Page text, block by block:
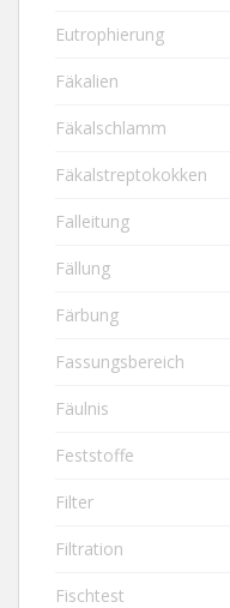
Eutrophierung
Fäkalien
Fäkalschlamm
Fäkalstreptokokken
Falleitung
Fällung
Färbung
Fassungsbereich
Fäulnis
Feststoffe
Filter
Filtration
Fischtest